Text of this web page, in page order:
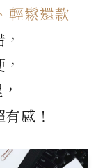
輕鬆還款
感！